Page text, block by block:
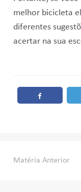
melhor bicicleta
diferentes
acertar na sua
Post
Matéria Anterior